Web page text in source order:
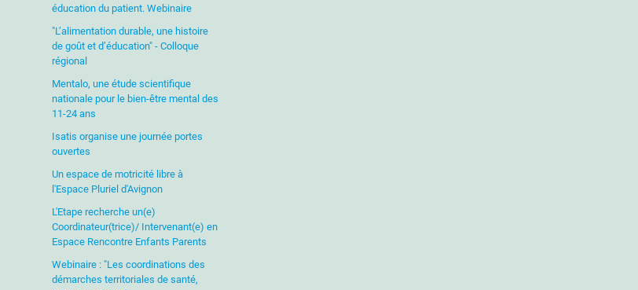
éducation du patient. Webinaire
"L’alimentation durable, une histoire
de goût et d’éducation" - Colloque
régional
Mentalo, une étude scientifique
nationale pour le bien-être mental des
11-24 ans
Isatis organise une journée portes
ouvertes
Un espace de motricité libre à
l'Espace Pluriel d'Avignon
L'Etape recherche un(e)
Coordinateur(trice)/ Intervenant(e) en
Espace Rencontre Enfants Parents
Webinaire : "Les coordinations des
démarches territoriales de santé,